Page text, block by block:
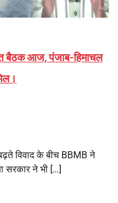
बैठक आज, पंजाब-हिमाचल
विवाद के बीच BBMB ने
सरकार ने भी […]